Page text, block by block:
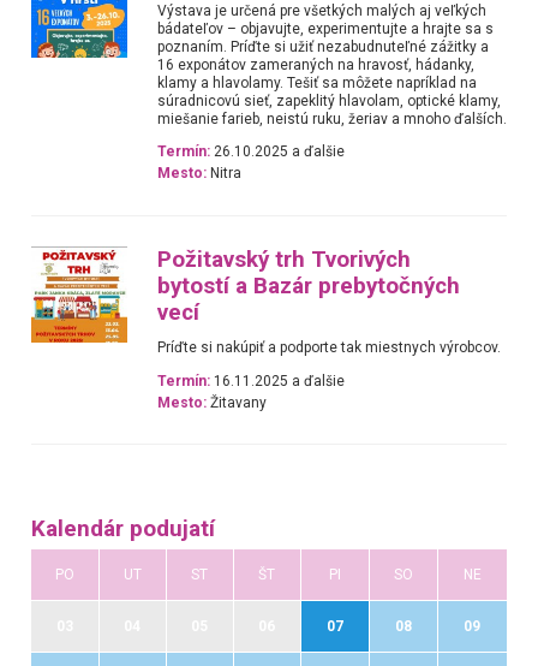
Výstava je určená pre všetkých malých aj veľkých
bádateľov – objavujte, experimentujte a hrajte sa s
poznaním. Príďte si užiť nezabudnuteľné zážitky a
16 exponátov zameraných na hravosť, hádanky,
klamy a hlavolamy. Tešiť sa môžete napríklad na
súradnicovú sieť, zapeklitý hlavolam, optické klamy,
miešanie farieb, neistú ruku, žeriav a mnoho ďalších.
Termín: 26.10.2025 a ďalšie
Mesto: Nitra
Požitavský trh Tvorivých
bytostí a Bazár prebytočných
vecí
Príďte si nakúpiť a podporte tak miestnych výrobcov.
Termín: 16.11.2025 a ďalšie
Mesto: Žitavany
Kalendár podujatí
PO UT ST ŠT PI SO NE
07 08 09